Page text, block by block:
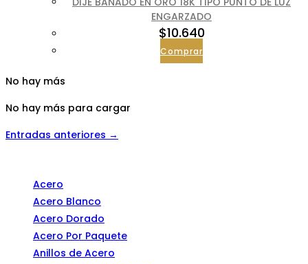
ENGARZADO
$10.640
Comprar
No hay más
No hay más para cargar
Entradas anteriores →
Acero
Acero Blanco
Acero Dorado
Acero Por Paquete
Anillos de Acero